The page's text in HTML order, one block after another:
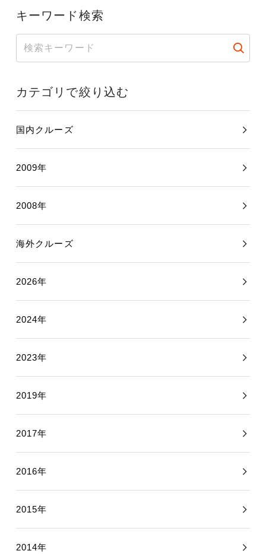
キーワード検索
カテゴリで絞り込む
国内クルーズ
2009年
2008年
海外クルーズ
2026年
2024年
2023年
2019年
2017年
2016年
2015年
2014年